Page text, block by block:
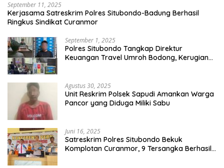
September 11, 2025
Kerjasama Satreskrim Polres Situbondo-Badung Berhasil
Ringkus Sindikat Curanmor
September 1, 2025
Polres Situbondo Tangkap Direktur
Keuangan Travel Umroh Bodong, Kerugian
Agustus 30, 2025
Unit Reskrim Polsek Sapudi Amankan Warga
Pancor yang Diduga Miliki Sabu
Juni 16, 2025
Satreskrim Polres Situbondo Bekuk
Komplotan Curanmor, 9 Tersangka Berhasil